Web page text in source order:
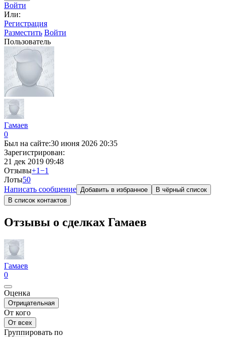
Войти
Или:
Регистрация
Разместить Войти
Пользователь
Гамаев
0
Был на сайте:30 июня 2026 20:35
Зарегистрирован:
21 дек 2019 09:48
Отзывы+1−1
Лоты50
Написать сообщение Добавить в избранное
В чёрный список
В список контактов
Отзывы о сделках Гамаев
Гамаев
0
Оценка
Отрицательная
От кого
От всех
Группировать по